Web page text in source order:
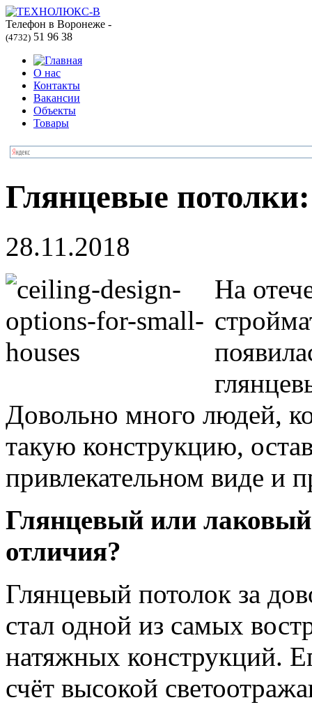
Телефон в Воронеже -
(4732) 51 96 38
О нас
Контакты
Вакансии
Объекты
Товары
Глянцевые
28.11.2018
На
Довольно много людей,
такую конструкцию,
привлекательном виде и
Глянцевый или
отличия?
Глянцевый потолок за
стал одной из самых
натяжных конструкций.
счёт высокой